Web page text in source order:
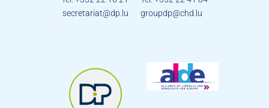
secretariat@dp.lu
groupdp@chd.lu